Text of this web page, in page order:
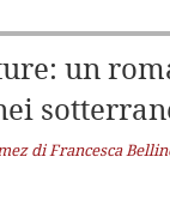
un
di Francesca